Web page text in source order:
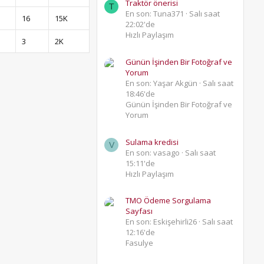
16 15K
3 2K
T
Traktör önerisi
En son: Tuna371
Salı saat
22:02'de
Hızlı Paylaşım
Günün İşinden Bir Fotoğraf ve
Yorum
En son: Yaşar Akgün
Salı saat
18:46'de
Günün İşinden Bir Fotoğraf ve
Yorum
V
Sulama kredisi
En son: vasago
Salı saat
15:11'de
Hızlı Paylaşım
TMO Ödeme Sorgulama
Sayfası
En son: Eskişehirli26 Salı saat
12:16'de
Fasulye